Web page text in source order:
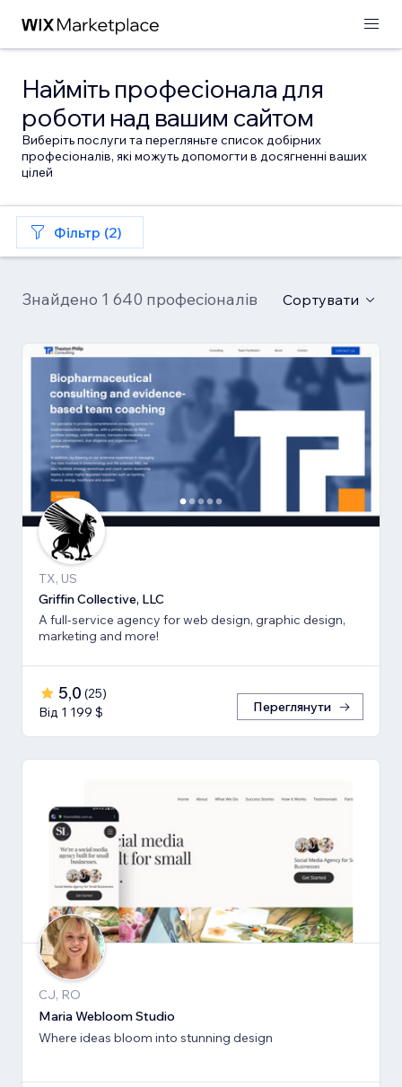
Найміть професіонала для
роботи над вашим сайтом
Виберіть послуги та перегляньте список добірних
професіоналів, які можуть допомогти в досягненні ваших
цілей
Фільтр (2)
Знайдено 1 640 професіоналів Сортувати
TX, US
Griffin Collective, LLC
A full-service agency for web design, graphic design,
marketing and more!
5,0 (25)
Від 1 199 $
Переглянути
CJ, RO
Maria Webloom Studio
Where ideas bloom into stunning design